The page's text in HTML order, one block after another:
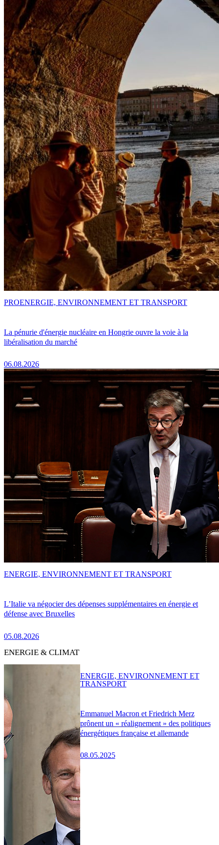
La pénurie d'énergie nucléaire en Hongrie ouvre la voie à la
libéralisation du marché
06.08.2026
PROENERGIE, ENVIRONNEMENT ET TRANSPORT
L’Italie va négocier des dépenses supplémentaires en énergie et
défense avec Bruxelles
05.08.2026
ENERGIE, ENVIRONNEMENT ET TRANSPORT
ENERGIE & CLIMAT
Emmanuel Macron et Friedrich Merz
prônent un « réalignement » des politiques
énergétiques française et allemande
08.05.2025
ENERGIE, ENVIRONNEMENT ET
TRANSPORT